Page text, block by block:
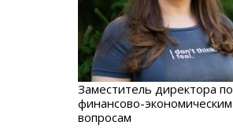
Заместитель директора по
финансово-экономическим
вопросам